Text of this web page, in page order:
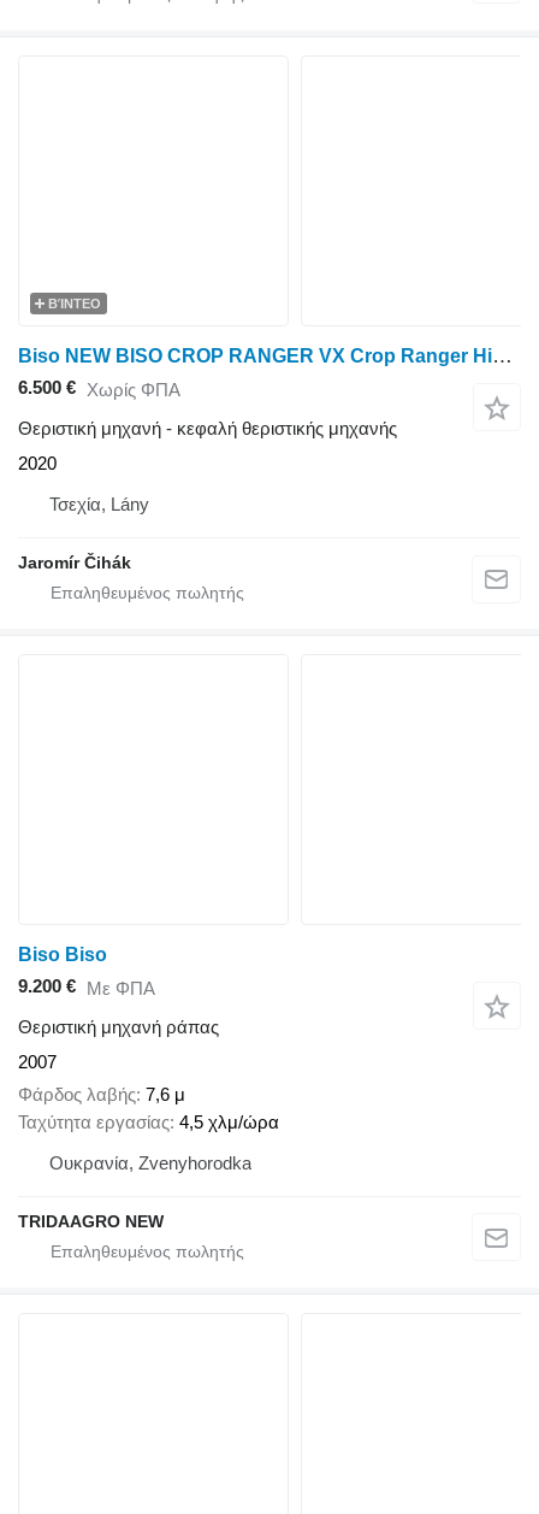
ΒΊΝΤΕΟ
Biso NEW BISO CROP RANGER VX Crop Ranger Highline / Trendline L
6.500 € Χωρίς ΦΠΑ
Θεριστική μηχανή - κεφαλή θεριστικής μηχανής
2020
Τσεχία, Lány
Jaromír Čihák
Biso Biso
9.200 € Με ΦΠΑ
Θεριστική μηχανή ράπας
2007
Φάρδος λαβής 7,6 μ
Ταχύτητα εργασίας 4,5 χλμ/ώρα
Ουκρανία, Zvenyhorodka
TRIDAAGRO NEW